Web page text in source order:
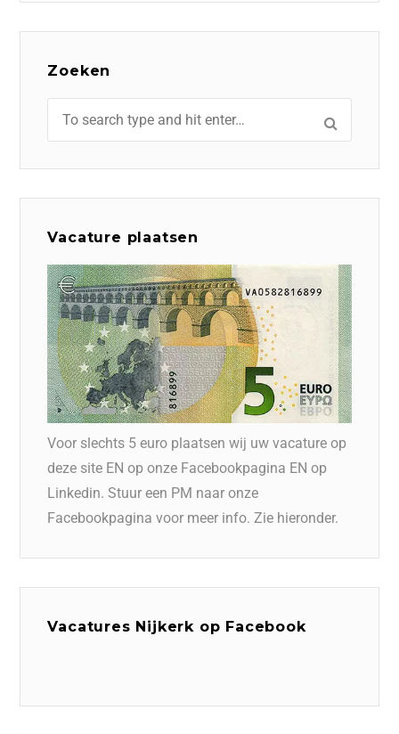
Zoeken
Vacature plaatsen
Voor slechts 5 euro plaatsen wij uw vacature op
deze site EN op onze Facebookpagina EN op
Linkedin. Stuur een PM naar onze
Facebookpagina voor meer info. Zie hieronder.
Vacatures Nijkerk op Facebook